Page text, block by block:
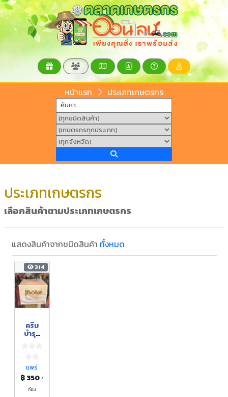
หน้าแรก ประเภทเกษตรกร
ประเภทเกษตรกร
เลือกสินค้าตามประเภทเกษตรกร
แสดงสินค้าจากชนิดสินค้า ทั้งหมด
314
ครีม
บำรุง
บัวบก
สำหรับ
ผิวแพ้
ง่าย
แพร่
฿ 350/
ก้อน